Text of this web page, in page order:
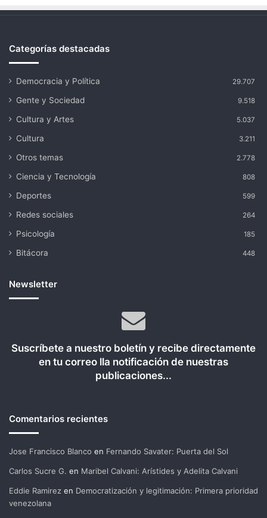
Categorías destacadas
Democracia y Política 29.707
Gente y Sociedad 9.518
Cultura y Artes 5.037
Cultura 3.211
Otros temas 2.778
Ciencia y Tecnología 808
Deportes 599
Redes sociales 264
Psicología 185
Bitácora 448
Newsletter
Suscríbete a nuestro boletín y recibe directamente
en tu correo lla notificación de nuestras
publicaciones...
Comentarios recientes
Jose Francisco Blanco en Fernando Savater: Puerta del Sol
Carlos Sucre G. en Maribel Calvani: Arístides y Adelita Calvani
Eddie Ramirez en Democratización y legitimación: Primera prioridad
venezolana